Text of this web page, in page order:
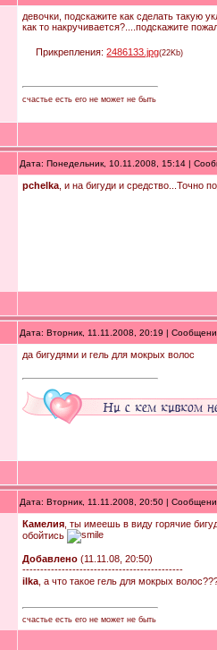
девочки, подскажите как сделать такую
как то накручивается?....подскажите
Прикрепления:2486133.jpg(22Kb)
счастье есть его не может не быть
Дата: Понедельник, 10.11.2008, 15:14 |
pchelka, и на бигуди и средство...Точно
Дата: Вторник, 11.11.2008, 20:19 |
да бигудями и гель для мокрых волос
Дата: Вторник, 11.11.2008, 20:50 |
Камелия, ты имеешь в виду горячие
обойтись
Добавлено (11.11.08, 20:50)
---------------------------------------------
ilka , а что такое гель для мокрых
счастье есть его не может не быть